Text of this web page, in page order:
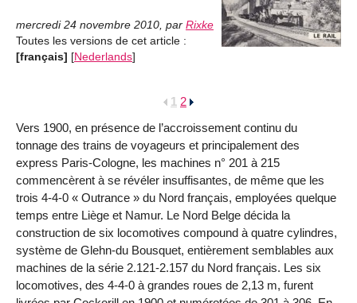
mercredi 24 novembre 2010, par Rixke
Toutes les versions de cet article :
[français] [Nederlands]
1 2
Vers 1900, en présence de l’accroissement continu du
tonnage des trains de voyageurs et principalement des
express Paris-Cologne, les machines n° 201 à 215
commencèrent à se révéler insuffisantes, de même que les
trois 4-4-0 « Outrance » du Nord français, employées quelque
temps entre Liège et Namur. Le Nord Belge décida la
construction de six locomotives compound à quatre cylindres,
système de Glehn-du Bousquet, entièrement semblables aux
machines de la série 2.121-2.157 du Nord français. Les six
locomotives, des 4-4-0 à grandes roues de 2,13 m, furent